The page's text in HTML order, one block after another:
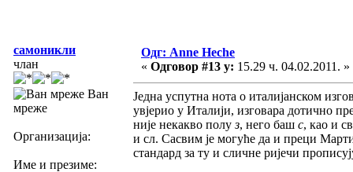
самоникли
члан
Ван
мреже
Организација:
Име и презиме:
Одг: Anne Heche
« Одговор #13 у: 15.29 ч. 04.02.2011. »
Једна успутна нота о италијанском
увјерио у Италији, изговара дотично
није некакво полуз, него баш с, као и
и сл. Сасвим је могуће да и преци
стандард за ту и сличне ријечи